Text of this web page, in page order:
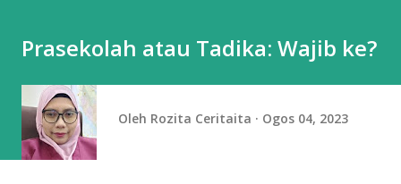
Prasekolah atau Tadika: Wajib ke?
Oleh Rozita Ceritaita Ogos 04, 2023